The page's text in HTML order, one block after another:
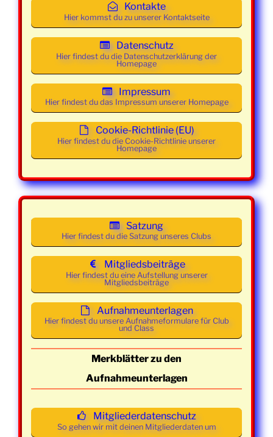
Mittwoch
11. März
2026
19:30 -
21:30
Uhr
Class und
Mainstream
18. März
2026
19:30 -
21:30
Uhr
Mainstream
Mittwoch
25. März
2026
19:30 -
21:30
Uhr
Class und
Mainstream
Mittwoch
01. April
2026
19:00 -
21:30
Class und
Mainstream
Mittwoch
08. April
2026
19:00 -
21:30
Uhr
Class und
Mainstream
Mittwoch
15. April
19:00 -
Uhr
Class und
Mittwoch
22. April
2026
19:00 -
21:30
Class und
Mittwoch
29. April
2026
19:00 -
21:30
Uhr
Class und
Mainstream
Kontakte
Hier kommst du zu unserer Kontaktseite
Datenschutz
Hier findest du die Datenschutzerklärung der
Homepage
Impressum
Hier findest du das Impressum unserer Homepage
Cookie-Richtlinie (EU)
Hier findest du die Cookie-Richtlinie unserer
Homepage
Satzung
Hier findest du die Satzung unseres Clubs
Mitgliedsbeiträge
Hier findest du eine Aufstellung unserer
Mitgliedsbeiträge
Aufnahmeunterlagen
Hier findest du unsere Aufnahmeformulare für Club
und Class
Merkblätter zu den
Aufnahmeunterlagen
Mitgliederdatenschutz
So gehen wir mit deinen Mitgliederdaten um